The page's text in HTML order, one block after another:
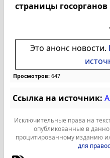
страницы госорганов
Это анонс новости.
Просмотров: 647
Ссылка на источник:
Исключительные права на
опубликованные в
процитированному изданию
для